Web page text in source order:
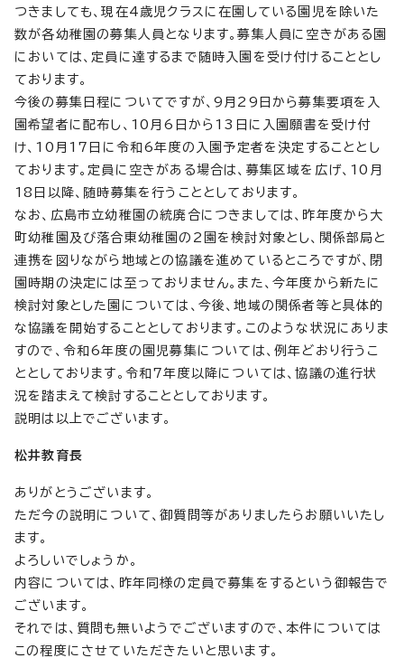
つきましても、現在4歳児クラスに在園している園児を除いた
数が各幼稚園の募集人員となります。募集人員に空きがある園
においては、定員に達するまで随時入園を受け付けることとし
ております。
今後の募集日程についてですが、9月29日から募集要項を入
園希望者に配布し、10月6日から13日に入園願書を受け付
け、10月17日に令和6年度の入園予定者を決定することとし
ております。定員に空きがある場合は、募集区域を広げ、10月
18日以降、随時募集を行うこととしております。
なお、広島市立幼稚園の統廃合につきましては、昨年度から大
町幼稚園及び落合東幼稚園の2園を検討対象とし、関係部局と
連携を図りながら地域との協議を進めているところですが、閉
園時期の決定には至っておりません。また、今年度から新たに
検討対象とした園については、今後、地域の関係者等と具体的
な協議を開始することとしております。このような状況にありま
すので、令和6年度の園児募集については、例年どおり行うこ
ととしております。令和7年度以降については、協議の進行状
況を踏まえて検討することとしております。
説明は以上でございます。
松井教育長
ありがとうございます。
ただ今の説明について、御質問等がありましたらお願いいたし
ます。
よろしいでしょうか。
内容については、昨年同様の定員で募集をするという御報告で
ございます。
それでは、質問も無いようでございますので、本件については
この程度にさせていただきたいと思います。